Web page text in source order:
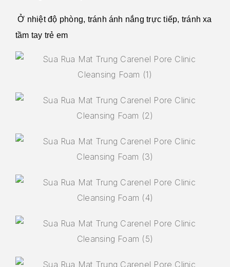
Ở nhiệt độ phòng, tránh ánh nắng trực tiếp, tránh xa
tầm tay trẻ em